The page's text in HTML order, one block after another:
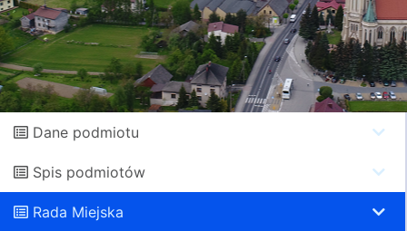
Dane podmiotu
Spis podmiotów
Rada Miejska